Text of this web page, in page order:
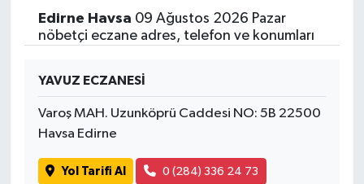
Edirne Havsa 09 Ağustos 2026 Pazar
nöbetçi eczane adres, telefon ve konumları
YAVUZ ECZANESİ
Varoş MAH. Uzunköprü Caddesi NO: 5B 22500
Havsa Edirne
Yol Tarifi Al 0 (284) 336 24 73